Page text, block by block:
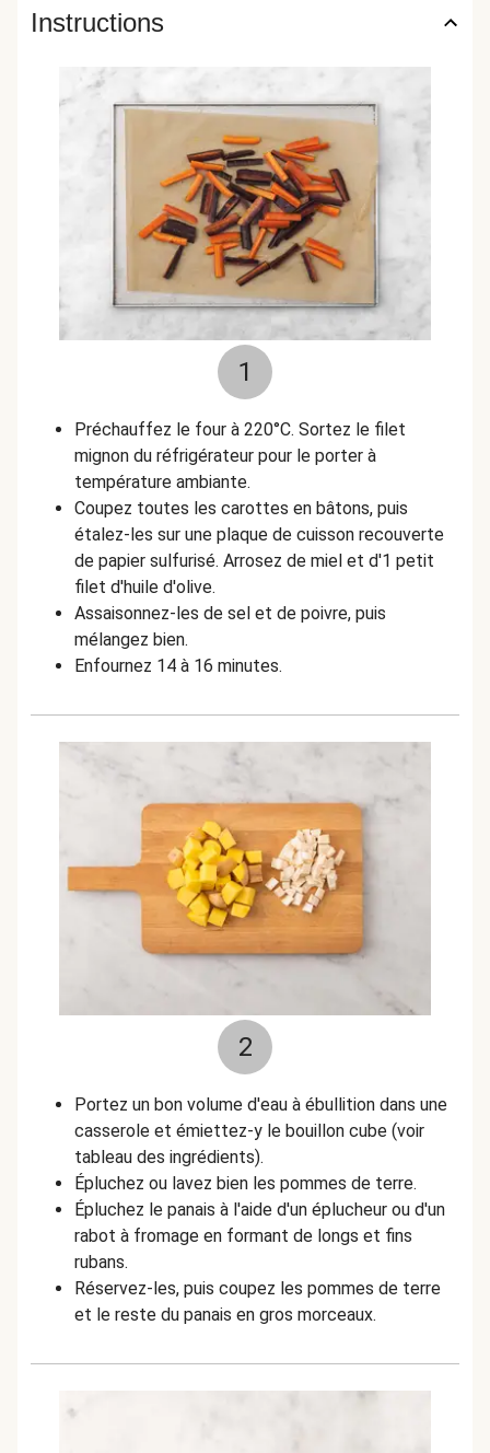
Instructions
1
Préchauffez le four à 220°C. Sortez le filet
mignon du réfrigérateur pour le porter à
température ambiante.
Coupez toutes les carottes en bâtons, puis
étalez-les sur une plaque de cuisson recouverte
de papier sulfurisé. Arrosez de miel et d'1 petit
filet d'huile d'olive.
Assaisonnez-les de sel et de poivre, puis
mélangez bien.
Enfournez 14 à 16 minutes.
2
Portez un bon volume d'eau à ébullition dans une
casserole et émiettez-y le bouillon cube (voir
tableau des ingrédients).
Épluchez ou lavez bien les pommes de terre.
Épluchez le panais à l'aide d'un éplucheur ou d'un
rabot à fromage en formant de longs et fins
rubans.
Réservez-les, puis coupez les pommes de terre
et le reste du panais en gros morceaux.